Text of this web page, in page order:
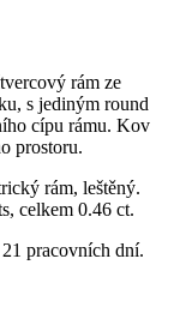
rám ze
s jediným round
cípu rámu. Kov
prostoru.
rám, leštěný.
celkem 0.46 ct.
pracovních dní.